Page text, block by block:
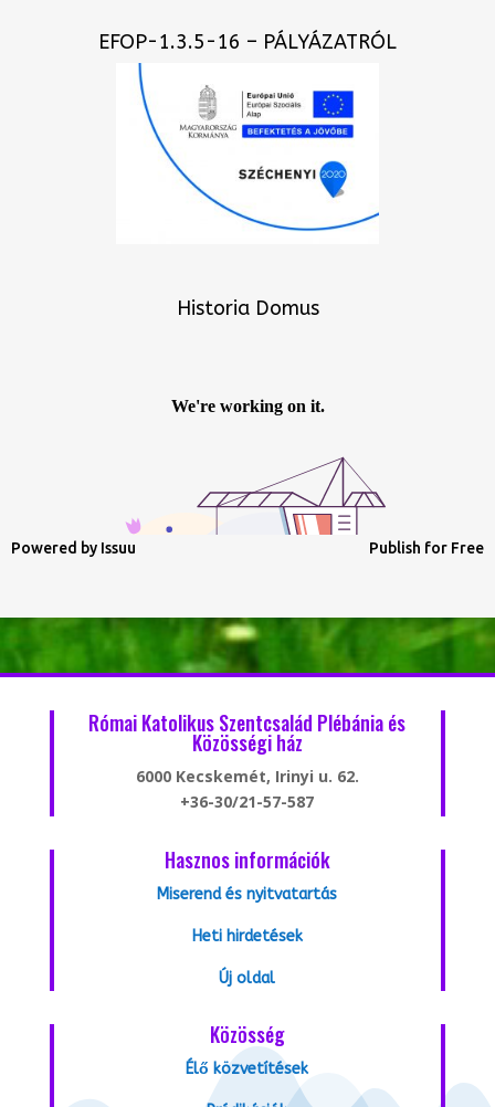
EFOP-1.3.5-16 – PÁLYÁZATRÓL
Historia Domus
Powered by Issuu Publish for Free
Római Katolikus Szentcsalád Plébánia és
Közösségi ház
6000 Kecskemét, Irinyi u. 62.
+36-30/21-57-587
Hasznos információk
Miserend és nyitvatartás
Heti hirdetések
Új oldal
Közösség
Élő közvetítések